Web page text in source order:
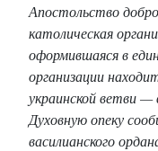
Апостольство
католическая
оформившаяся в
организации
украинской ветви —
Духовную опеку
василианского